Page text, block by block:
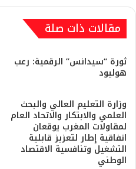
مقالات ذات صلة
ثورة “سيدانس” الرقمية: رعب
هوليود
وزارة التعليم العالي والبحث
العلمي والابتكار والاتحاد العام
لمقاولات المغرب يوقعان
اتفاقية إطار لتعزيز قابلية
التشغيل وتنافسية الاقتصاد
الوطني